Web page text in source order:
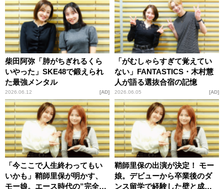
柴田阿弥「肺がちぎれるくら
いやった」SKE48で鍛えられ
た最強メンタル
2026.06.12 AD
「がむしゃらすぎて覚えてい
ない」FANTASTICS・木村慧
人が語る選抜合宿の記憶
2026.06.05 AD
「今ここで人生終わってもい
いかも」鞘師里保が明かす、
モー娘。エース時代の”完全燃
鞘師里保の出演が決定！ モー
娘。デビューから卒業後のダ
ンス留学で経験した壁と成長